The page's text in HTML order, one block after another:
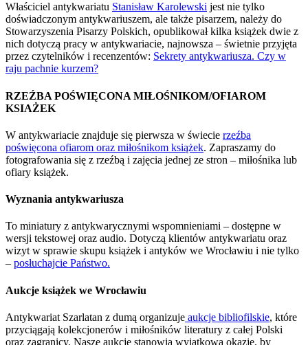
Właściciel antykwariatu Stanisław Karolewski jest nie tylko
doświadczonym antykwariuszem, ale także pisarzem, należy do
Stowarzyszenia Pisarzy Polskich, opublikował kilka książek dwie z
nich dotyczą pracy w antykwariacie, najnowsza – świetnie przyjęta
przez czytelników i recenzentów: Sekrety antykwariusza. Czy w
raju pachnie kurzem?
RZEŹBA POŚWIĘCONA MIŁOŚNIKOM/OFIAROM
KSIAŻEK
W antykwariacie znajduje się pierwsza w świecie rzeźba
poświęcona ofiarom oraz miłośnikom książek. Zapraszamy do
fotografowania się z rzeźbą i zajęcia jednej ze stron – miłośnika lub
ofiary książek.
Wyznania antykwariusza
To miniatury z antykwarycznymi wspomnieniami – dostępne w
wersji tekstowej oraz audio. Dotyczą klientów antykwariatu oraz
wizyt w sprawie skupu książek i antyków we Wrocławiu i nie tylko
– posłuchajcie Państwo.
Aukcje książek we Wrocławiu
Antykwariat Szarlatan z dumą organizuje aukcje bibliofilskie, które
przyciągają kolekcjonerów i miłośników literatury z całej Polski
oraz zagranicy. Nasze aukcje stanowią wyjątkową okazję, by